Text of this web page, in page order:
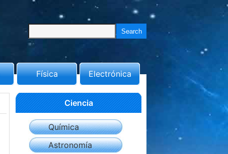
Física Electrónica
Ciencia
Química
Astronomía